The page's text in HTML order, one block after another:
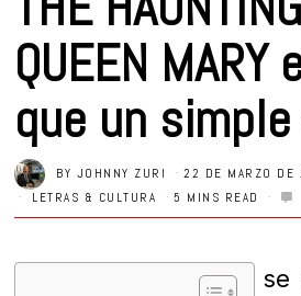
QUEEN MARY
que un
BY JOHNNY ZURI
22 DE MARZO DE
LETRAS & CULTURA
5 MINS READ
se